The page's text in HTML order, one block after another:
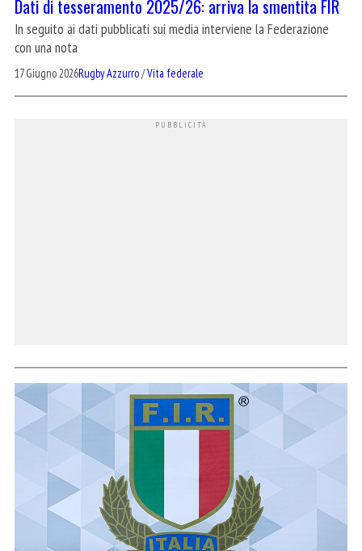
Dati di tesseramento 2025/26: arriva la smentita FIR
In seguito ai dati pubblicati sui media interviene la Federazione
con una nota
17 Giugno 2026Rugby Azzurro/Vita federale